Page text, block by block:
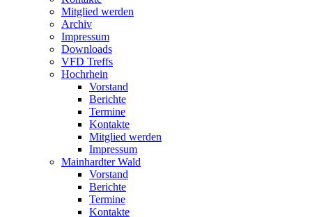
Mitglied werden
Archiv
Impressum
Downloads
VFD Treffs
Hochrhein
Vorstand
Berichte
Termine
Kontakte
Mitglied werden
Impressum
Mainhardter Wald
Vorstand
Berichte
Termine
Kontakte